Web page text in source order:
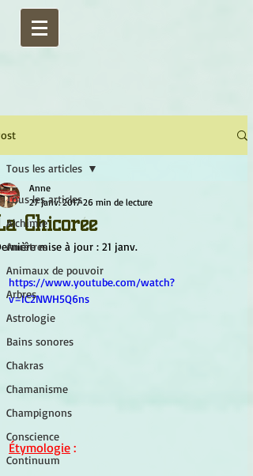
Tous les articles
Alchimie
Ancêtres
Animaux de pouvoir
Arbres
Astrologie
Bains sonores
Chakras
Chamanisme
Champignons
Conscience
Continuum
Tous les articles
Chicorée
Anne
27 janv. 2017 26 min de lecture
mise à jour : 21 janv.
https://www.youtube.com/watch?
v=IC2NWH5Q6ns
Étymologie :